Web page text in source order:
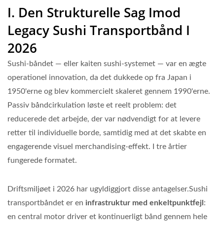
I. Den Strukturelle Sag Imod
Legacy Sushi Transportbånd I
2026
Sushi-båndet — eller kaiten sushi-systemet — var en ægte
operationel innovation, da det dukkede op fra Japan i
1950'erne og blev kommercielt skaleret gennem 1990'erne.
Passiv båndcirkulation løste et reelt problem: det
reducerede det arbejde, der var nødvendigt for at levere
retter til individuelle borde, samtidig med at det skabte en
engagerende visuel merchandising-effekt. I tre årtier
fungerede formatet.
Driftsmiljøet i 2026 har ugyldiggjort disse antagelser.Sushi
transportbåndet er en infrastruktur med enkeltpunktfejl :
en central motor driver et kontinuerligt bånd gennem hele